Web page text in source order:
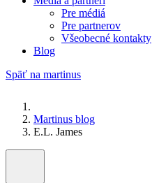
Pre médiá
Pre partnerov
Všeobecné kontakty
Blog
Späť na martinus
Martinus blog
E.L. James